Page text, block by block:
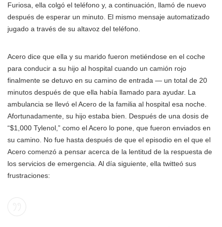
Furiosa, ella colgó el teléfono y, a continuación, llamó de nuevo
después de esperar un minuto. El mismo mensaje automatizado
jugado a través de su altavoz del teléfono.
Acero dice que ella y su marido fueron metiéndose en el coche
para conducir a su hijo al hospital cuando un camión rojo
finalmente se detuvo en su camino de entrada — un total de 20
minutos después de que ella había llamado para ayudar. La
ambulancia se llevó el Acero de la familia al hospital esa noche.
Afortunadamente, su hijo estaba bien. Después de una dosis de
“$1,000 Tylenol,” como el Acero lo pone, que fueron enviados en
su camino. No fue hasta después de que el episodio en el que el
Acero comenzó a pensar acerca de la lentitud de la respuesta de
los servicios de emergencia. Al día siguiente, ella twitteó sus
frustraciones: